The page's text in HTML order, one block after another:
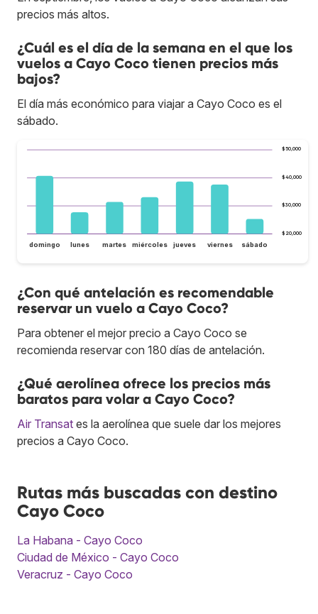
precios más altos.
¿Cuál es el día de la semana en el que los
vuelos a Cayo Coco tienen precios más
bajos?
El día más económico para viajar a Cayo Coco es el
sábado.
$20,000
$30,000
$40,000
$50,000
domingo lunes martes miércoles jueves viernes sábado
¿Con qué antelación es recomendable
reservar un vuelo a Cayo Coco?
Para obtener el mejor precio a Cayo Coco se
recomienda reservar con 180 días de antelación.
¿Qué aerolínea ofrece los precios más
baratos para volar a Cayo Coco?
Air Transat es la aerolínea que suele dar los mejores
precios a Cayo Coco.
Rutas más buscadas con destino
Cayo Coco
La Habana - Cayo Coco
Ciudad de México - Cayo Coco
Veracruz - Cayo Coco